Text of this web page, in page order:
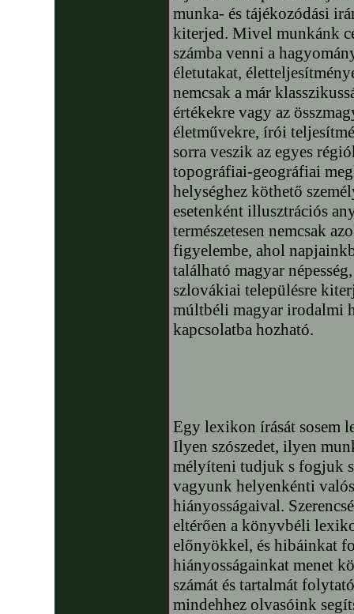
munka- és tájékozódási
kiterjed. Mivel munkánk
számba venni a
életutakat,
nemcsak a már
értékekre vagy az
életművekre, írói
sorra veszik az egyes
topográfiai-geográfiai
helységhez köthető
esetenként illusztrációs
természetesen nemcsak
figyelembe, ahol
található magyar
szlovákiai településre
múltbéli magyar irodalmi
kapcsolatba hozható.
Egy lexikon írását sosem
Ilyen szószedet, ilyen
mélyíteni tudjuk s fogjuk
vagyunk helyenkénti
hiányosságaival.
eltérően a könyvbéli
előnyökkel, és hibáinkat
hiányosságainkat menet
számát és tartalmát
mindehhez olvasóink